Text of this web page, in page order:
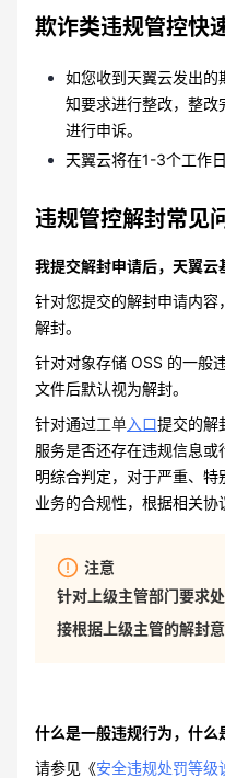
欺诈类违规管控快
如您收到天翼云发出的
知要求进行整改，整改
进行申诉。
天翼云将在1-3个工作
违规管控解封常见
我提交解封申请后，天翼云
针对您提交的解封申请内
解封。
针对对象存储 OSS 的一般
文件后默认视为解封。
针对通过工单入口提交的解
服务是否还存在违规信息
明综合判定，对于严重、
业务的合规性，根据相关协
注意
针对上级主管部门要求
接根据上级主管的解封意
什么是一般违规行为，什么
请参见《安全违规处罚等级